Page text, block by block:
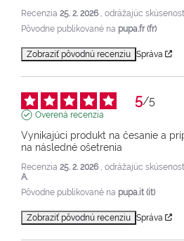
Recenzia 25. 2. 2026 , odrážajúc
Pôvodne publikované na pupa.fr (fr)
Zobraziť pôvodnú recenziu Správa
5/5
Overená recenzia
Vynikajúci produkt na česanie a
na následné ošetrenia
Recenzia 25. 2. 2026 , odrážajúc
A.
Pôvodne publikované na pupa.it (it)
Zobraziť pôvodnú recenziu Správa